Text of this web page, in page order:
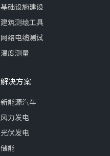
基础设施建设
建筑测绘工具
网络电缆测试
温度测量
解决方案
新能源汽车
风力发电
光伏发电
储能